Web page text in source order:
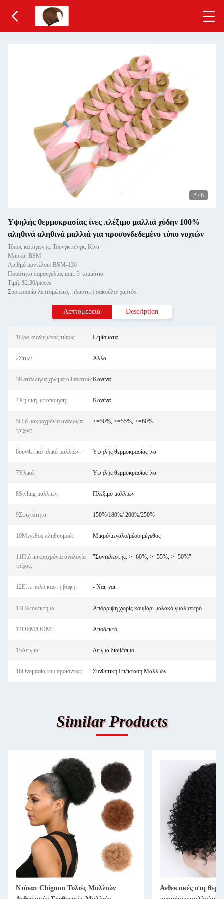
2 / 6
Υψηλής θερμοκρασίας ίνες πλέξιμο μαλλιά χύδην 100%
αληθινά αληθινά μαλλιά για προσυνδεδεμένο τύπο νυχιών
Τόπος καταγωγής: Τσονγκτσίνγκ, Κίνα
Μάρκα: BSM
Αριθμό μοντέλου: BSM-136
Ποσότητα παραγγελίας min: 3 κομμάτια
Τιμή: $2.30/pieces
Συσκευασία λεπτομέρειες: πλαστική σακούλα/ χαρτόνι
Λεπτομέρεια Description
1Προ-συνδεμένος τύπος: Γεμίσματα
2Στυλ: Άλλα
3Κατάλληλα χρώματα θανάτου:Κανένα
4Χημική μεταποίηση: Κανένα
5Πιό μακροχρόνια αναλογία
τρίχας:
>=50%, >=55%, >=60%
6συνθετικό υλικό μαλλιών: Υψηλής θερμοκρασίας ίνα
7Υλικό: Υψηλής θερμοκρασίας ίνα
8Styling μαλλιών: Πλέξιμο μαλλιών
9Σφιχτότητα: 150%/180%/ 200%/250%
10Μεγέθος πληθυσμού: Μικρό/μεγάλο/μέσο μέγεθος
11Πιό μακροχρόνια αναλογία
τρίχας:
"Συντελεστής: >=60%, >=55%, >=50%"
12Είτε πολύ καυτή βαφή: - Ναι, ναι.
13Πλεονέκτημα: Απόρριψη.χωρίς κουβάρι.μαλακό.γυαλιστερό
14OEM/ODM: Αποδεκτό
15Δείγμα: Δείγμα διαθέσιμο
16Ονομασία του προϊόντος: Συνθετική Επέκταση Μαλλιών
Similar Products
Ντόνατ Chignon Τυλιές Μαλλιών
Ανθεκτικές στη